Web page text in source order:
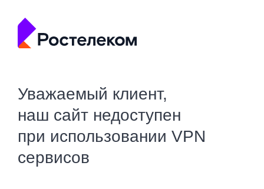
Уважаемый клиент,
наш сайт недоступен
при использовании VPN
сервисов